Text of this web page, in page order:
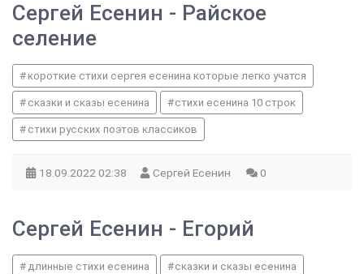
Сергей Есенин - Райское
селение
короткие стихи сергея есенина которые легко учатся
сказки и сказы есенина стихи есенина 10 строк
стихи русских поэтов классиков
18.09.2022 02:38 Сергей Есенин 0
Сергей Есенин - Егорий
длинные стихи есенина сказки и сказы есенина